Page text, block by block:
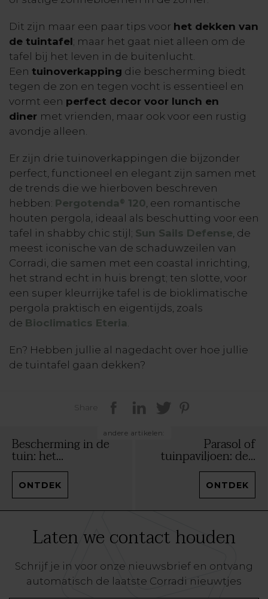
Dit zijn maar een paar tips voor het dekken van
de tuintafel; maar het gaat niet alleen om de
tafel bij het leven in de buitenlucht.
Een tuinoverkapping die bescherming biedt
tegen de zon en tegen vocht is essentieel en
vormt een perfect decor voor lunch en
diner met vrienden, maar ook voor een rustig
avondje alleen.
Er zijn drie tuinoverkappingen die bijzonder
perfect, functioneel en elegant zijn samen met
de trends die we hierboven beschreven
hebben: Pergotenda ® 120, een romantische
houten pergola, ideaal als beschutting voor een
tafel in shabby chic stijl; Sun Sails Defense, de
meest iconische van de schaduwzeilen van
Corradi, die samen met een coastal inrichting,
het strand echt in huis brengt; ten slotte, voor
een super kleurrijke tafel is de bioklimatische
pergola praktisch en eigentijds, zoals
de Bioclimatics Eteria.
En? Hebben jullie al nagedacht over hoe jullie
de tuintafel gaan dekken?
Share
andere artikelen:
Bescherming in de
tuin: het...
ONTDEK
Parasol of
tuinpaviljoen: de...
ONTDEK
Laten we contact houden
Schrijf je in voor onze nieuwsbrief en ontvang
automatisch de laatste Corradi nieuwtjes